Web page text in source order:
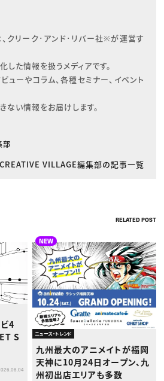
クリーク･アンド･リバー社※が運営す
した情報を扱うメディアです。
ューやコラム、各種セミナー、イベント
ない情報をお届けします。
部
CREATIVE VILLAGE編集部の記事一覧
RELATED POST
4
S
NEW
ニュース・トレンド
九州最大のアニメイトが福岡
天神に10月24日オープン、九
州初出店エリアも多数